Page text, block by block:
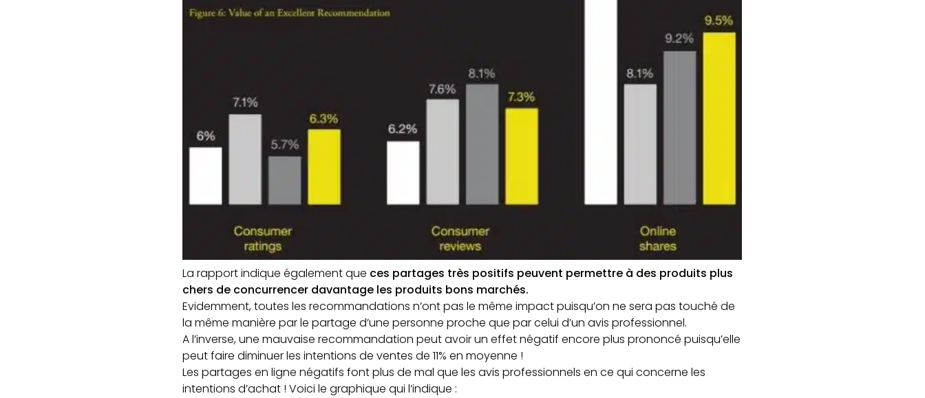
La rapport indique également que ces partages très positifs peuvent permettre à des produits plus
chers de concurrencer davantage les produits bons marchés.
Evidemment, toutes les recommandations n’ont pas le même impact puisqu’on ne sera pas touché de
la même manière par le partage d’une personne proche que par celui d’un avis professionnel.
A l’inverse, une mauvaise recommandation peut avoir un effet négatif encore plus prononcé puisqu’elle
peut faire diminuer les intentions de ventes de 11% en moyenne !
Les partages en ligne négatifs font plus de mal que les avis professionnels en ce qui concerne les
intentions d’achat ! Voici le graphique qui l’indique :